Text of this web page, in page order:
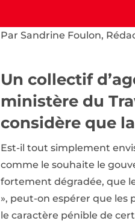
Par Sandrine Foulon,
Un collectif
ministère du
considère que
Est-il tout simplement
comme le souhaite le
fortement dégradée, que
», peut-on espérer que les
le caractère pénible de